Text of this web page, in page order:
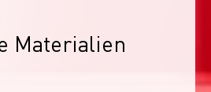
Materialien